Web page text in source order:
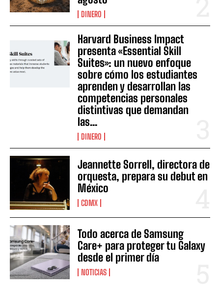
DINERO
Harvard Business Impact
presenta «Essential Skill
Suites»: un nuevo enfoque
sobre cómo los estudiantes
aprenden y desarrollan las
competencias personales
distintivas que demandan
las...
DINERO
Jeannette Sorrell, directora de
orquesta, prepara su debut en
México
CDMX
Todo acerca de Samsung
Care+ para proteger tu Galaxy
desde el primer día
NOTICIAS